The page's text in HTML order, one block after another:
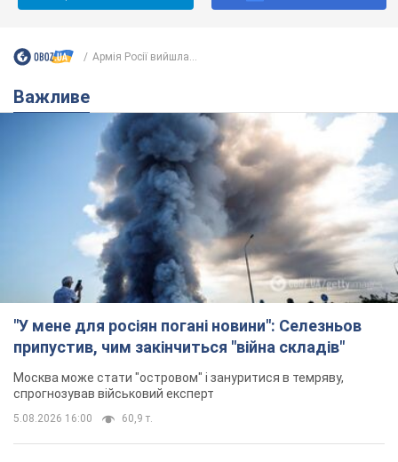
долара: українцям розповіли, чого
очікувати
Яким буде курс валюти в обмінниках
120,0 т.
"Джипінг руйнує екосистеми, які
формувалися сотні років": у
Greenpeace забили на сполох
У високогір'ї розташовані альпійські та
субальпійські луки – рідкісні природні
комплекси, які формувалися протягом сотень років
12 годин тому 1,6 т.